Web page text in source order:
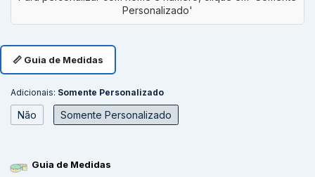
📏 Guia de Medidas
Adicionais: Somente Personalizado
Não Somente Personalizado
Guia de Medidas